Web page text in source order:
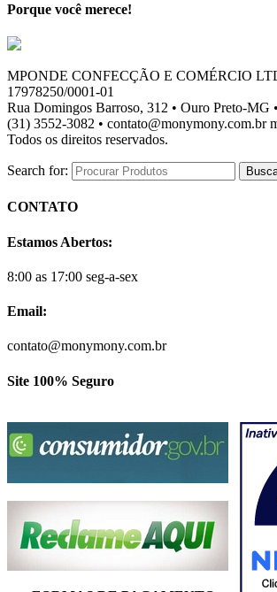
Porque você merece!
MPONDE CONFECÇÃO E COMÉRCIO
17978250/0001-01
Rua Domingos Barroso, 312 • Ouro Preto-MG
(31) 3552-3082 • contato@monymony.com.br
Todos os direitos reservados.
Search for:
CONTATO
Estamos Abertos:
8:00 as 17:00 seg-a-sex
Email:
contato@monymony.com.br
Site 100% Seguro